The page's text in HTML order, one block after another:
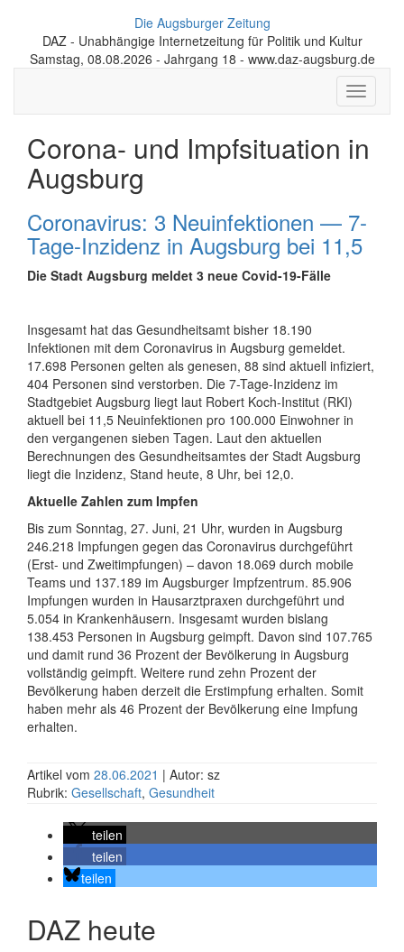
Die Augsburger Zeitung
DAZ - Unabhängige Internetzeitung für Politik und Kultur
Samstag, 08.08.2026 - Jahrgang 18 - www.daz-augsburg.de
Toggle
Corona- und Impfsituation in
Augsburg
Coronavirus: 3 Neuinfektionen — 7-
Tage-Inzidenz in Augsburg bei 11,5
Die Stadt Augsburg meldet 3 neue Covid-19-Fälle
Insgesamt hat das Gesundheitsamt bisher 18.190
Infektionen mit dem Coronavirus in Augsburg gemeldet.
17.698 Personen gelten als genesen, 88 sind aktuell infiziert,
404 Personen sind verstorben. Die 7-Tage-Inzidenz im
Stadtgebiet Augsburg liegt laut Robert Koch-Institut (RKI)
aktuell bei 11,5 Neuinfektionen pro 100.000 Einwohner in
den vergangenen sieben Tagen. Laut den aktuellen
Berechnungen des Gesundheitsamtes der Stadt Augsburg
liegt die Inzidenz, Stand heute, 8 Uhr, bei 12,0.
Aktuelle Zahlen zum Impfen
Bis zum Sonntag, 27. Juni, 21 Uhr, wurden in Augsburg
246.218 Impfungen gegen das Coronavirus durchgeführt
(Erst- und Zweitimpfungen) – davon 18.069 durch mobile
Teams und 137.189 im Augsburger Impfzentrum. 85.906
Impfungen wurden in Hausarztpraxen durchgeführt und
5.054 in Krankenhäusern. Insgesamt wurden bislang
138.453 Personen in Augsburg geimpft. Davon sind 107.765
und damit rund 36 Prozent der Bevölkerung in Augsburg
vollständig geimpft. Weitere rund zehn Prozent der
Bevölkerung haben derzeit die Erstimpfung erhalten. Somit
haben mehr als 46 Prozent der Bevölkerung eine Impfung
erhalten.
Artikel vom 28.06.2021 | Autor: sz
Rubrik: Gesellschaft, Gesundheit
teilen
teilen
teilen
DAZ heute